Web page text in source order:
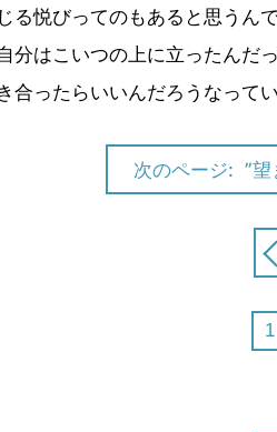
る悦びってのもあると思うん
分はこいつの上に立ったんだ
合ったらいいんだろうなってい
次のページ: ”
1